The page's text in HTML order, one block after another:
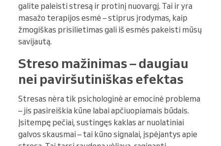
galite paleisti stresą ir protinį nuovargį. Tai ir yra
masažo terapijos esmė – stiprus įrodymas, kaip
žmogiškas prisilietimas gali iš esmės pakeisti mūsų
savijautą.
Streso mažinimas – daugiau
nei paviršutiniškas efektas
Stresas nėra tik psichologinė ar emocinė problema
– jis pasireiškia kūne labai apčiuopiamais būdais.
Įsitempę pečiai, sustingęs kaklas ar nuolatiniai
galvos skausmai – tai kūno signalai, įspėjantys apie